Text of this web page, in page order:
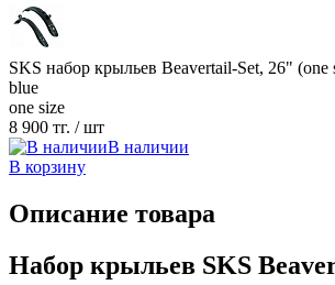
SKS набор крыльев Beavertail-Set, 26" (one
blue
one size
8 900 тг. / шт
В наличии
В корзину
Описание товара
Набор крыльев SKS